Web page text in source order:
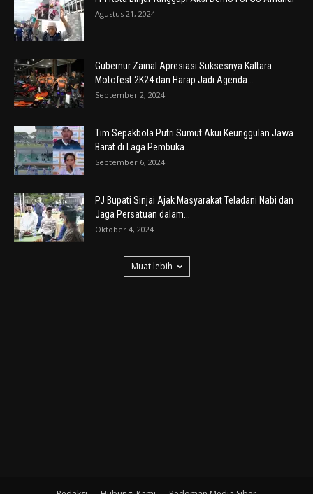
Agustus 21, 2024
Gubernur Zainal Apresiasi Suksesnya Kaltara
Motofest 2K24 dan Harap Jadi Agenda...
September 2, 2024
Tim Sepakbola Putri Sumut Akui Keunggulan Jawa
Barat di Laga Pembuka...
September 6, 2024
PJ Bupati Sinjai Ajak Masyarakat Teladani Nabi dan
Jaga Persatuan dalam...
Oktober 4, 2024
Muat lebih